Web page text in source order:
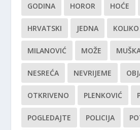
GODINA HOROR HOĆE
HRVATSKI JEDNA KOLIKO
MILANOVIĆ MOŽE
NESREĆA NEVRIJEME
OTKRIVENO PLENKOVIĆ
POGLEDAJTE POLICIJA